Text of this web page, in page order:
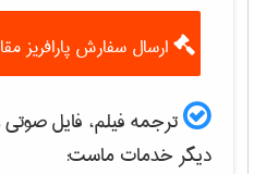
ارسال سفارش پارافریز
ترجمه فیلم، فایل
دیگر خدمات ماست: